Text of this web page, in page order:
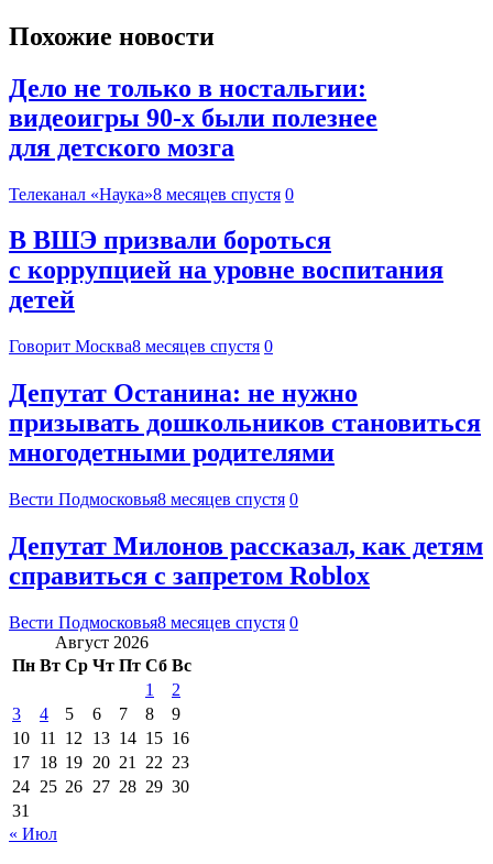
Похожие новости
Дело не только в ностальгии:
видеоигры 90-х были полезнее
для детского мозга
Телеканал «Наука»8 месяцев спустя 0
В ВШЭ призвали бороться
с коррупцией на уровне воспитания
детей
Говорит Москва8 месяцев спустя 0
Депутат Останина: не нужно
призывать дошкольников становиться
многодетными родителями
Вести Подмосковья8 месяцев спустя 0
Депутат Милонов рассказал, как детям
справиться с запретом Roblox
Вести Подмосковья8 месяцев спустя 0
Август 2026
Пн Вт Ср Чт Пт Сб Вс
1
2
3
4 5 6 7 8
9
10 11 12 13 14 15 16
17 18 19 20 21 22 23
24 25 26 27 28 29 30
31
« Июл